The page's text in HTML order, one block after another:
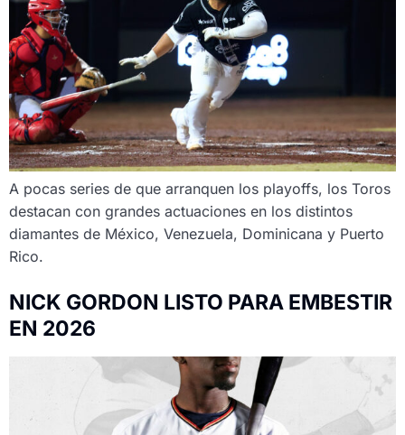
A pocas series de que arranquen los playoffs, los Toros
destacan con grandes actuaciones en los distintos
diamantes de México, Venezuela, Dominicana y Puerto
Rico.
NICK GORDON LISTO PARA EMBESTIR
EN 2026